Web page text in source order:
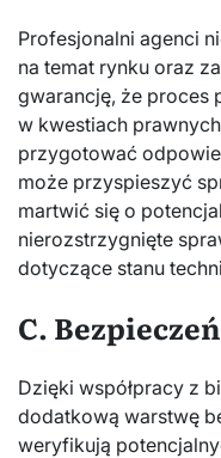
Profesjonalni agenci
na temat rynku oraz
gwarancję, że proces
w kwestiach
przygotować
może przyspieszyć
martwić się o
nierozstrzygnięte
dotyczące stanu
C.
Dzięki współpracy z
dodatkową warstwę
weryfikują